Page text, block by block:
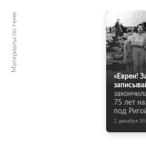
Материалы по теме
«Евреи!
75 лет
под
2 декабря